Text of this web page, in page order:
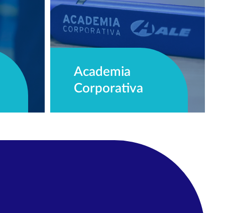
Academia
Corporativa